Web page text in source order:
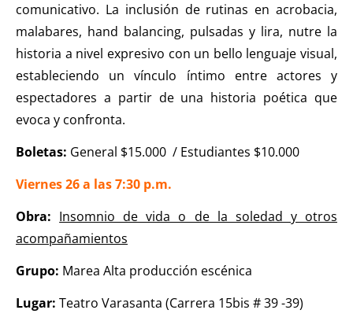
comunicativo. La inclusión de rutinas en acrobacia,
malabares, hand balancing, pulsadas y lira, nutre la
historia a nivel expresivo con un bello lenguaje visual,
estableciendo un vínculo íntimo entre actores y
espectadores a partir de una historia poética que
evoca y confronta.
Boletas: General $15.000 / Estudiantes $10.000
Viernes 26 a las 7:30 p.m.
Obra: Insomnio de vida o de la soledad y otros
acompañamientos
Grupo: Marea Alta producción escénica
Lugar: Teatro Varasanta (Carrera 15bis # 39 -39)